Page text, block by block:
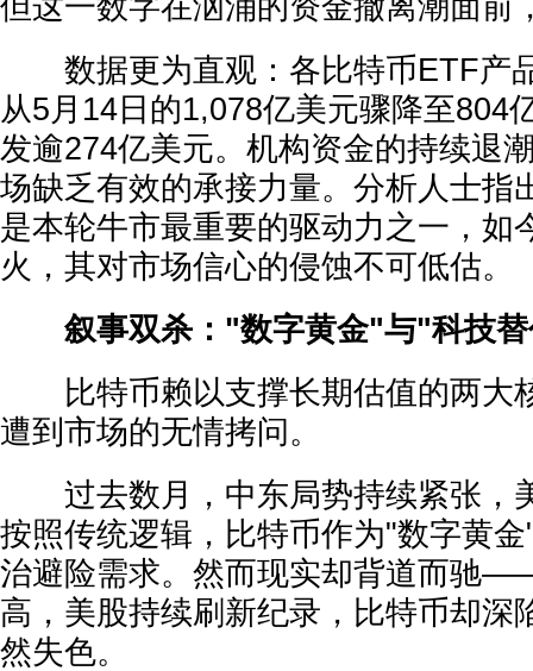
但这一数字在汹涌的资金撤离潮面前
数据更为直观：各比特币ETF产
从5月14日的1,078亿美元骤降至804
发逾274亿美元。机构资金的持续退
场缺乏有效的承接力量。分析人士指
是本轮牛市最重要的驱动力之一，如
火，其对市场信心的侵蚀不可低估。
叙事双杀："数字黄金"与"科技
比特币赖以支撑长期估值的两大
遭到市场的无情拷问。
过去数月，中东局势持续紧张，
按照传统逻辑，比特币作为"数字黄
治避险需求。然而现实却背道而驰
高，美股持续刷新纪录，比特币却深
然失色。